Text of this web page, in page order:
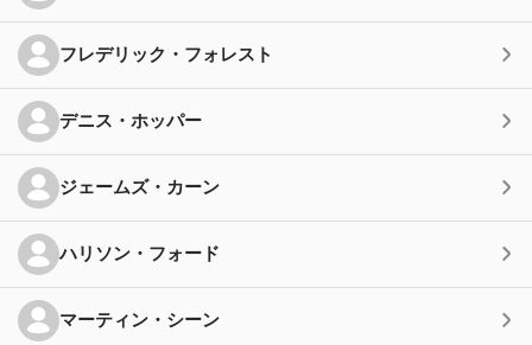
フレデリック・フォレスト
デニス・ホッパー
ジェームズ・カーン
ハリソン・フォード
マーティン・シーン